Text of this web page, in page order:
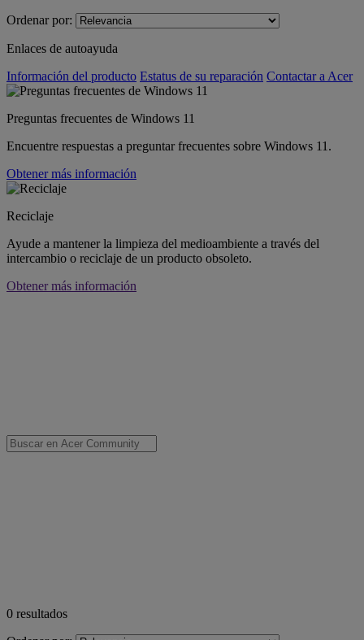
Ordenar por:
Enlaces de autoayuda
Información del producto Estatus de su reparación Contactar a Acer
Preguntas frecuentes de Windows 11
Encuentre respuestas a preguntar frecuentes sobre Windows 11.
Obtener más información
Reciclaje
Ayude a mantener la limpieza del medioambiente a través del
intercambio o reciclaje de un producto obsoleto.
Obtener más información
0 resultados